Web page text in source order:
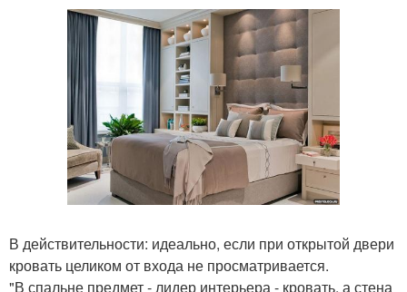
В действительности: идеально, если при открытой двери
кровать целиком от входа не просматривается.
"В спальне предмет - лидер интерьера - кровать, а стена